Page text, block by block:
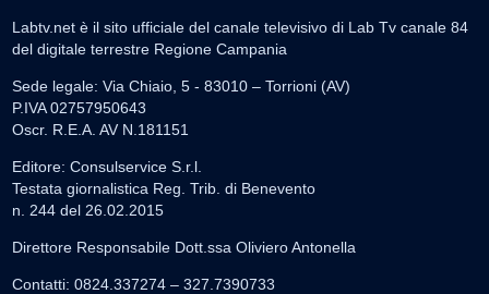
Labtv.net è il sito ufficiale del canale televisivo di Lab Tv canale 84
del digitale terrestre Regione Campania
Sede legale: Via Chiaio, 5 - 83010 – Torrioni (AV)
P.IVA 02757950643
Oscr. R.E.A. AV N.181151
Editore: Consulservice S.r.l.
Testata giornalistica Reg. Trib. di Benevento
n. 244 del 26.02.2015
Direttore Responsabile Dott.ssa Oliviero Antonella
Contatti: 0824.337274 – 327.7390733